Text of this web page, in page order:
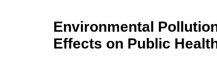
Environmental
Effects on Public